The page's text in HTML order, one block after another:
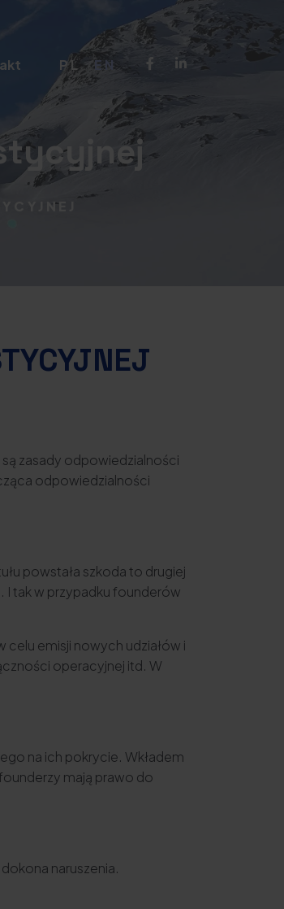
PL EN
zasady odpowiedzialności
odpowiedzialności
powstała szkoda to drugiej
I tak w przypadku founderów
emisji nowych udziałów i
operacyjnej itd. W
na ich pokrycie. Wkładem
mają prawo do
naruszenia.